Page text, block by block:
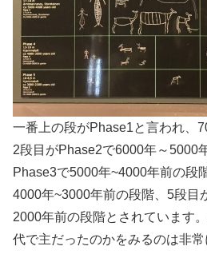
一番上の段がPhase1と言われ、
2段目がPhase2で6000年～5000
Phase3で5000年~4000年前の段
4000年~3000年前の段階、5段目
2000年前の段階とされています
代で主だったのかをみるのは非常